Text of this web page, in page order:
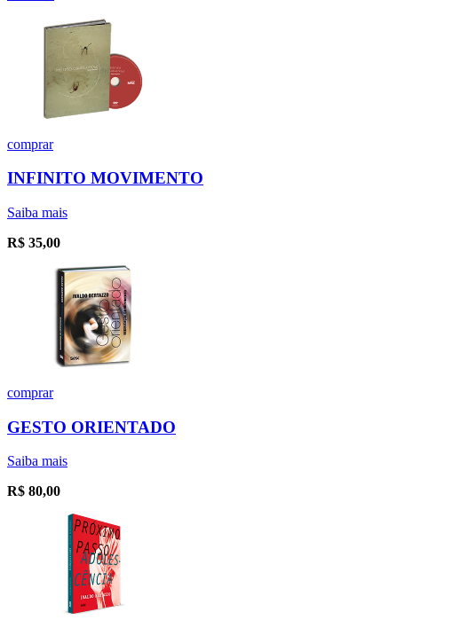
comprar
INFINITO MOVIMENTO
Saiba mais
R$ 35,00
comprar
GESTO ORIENTADO
Saiba mais
R$ 80,00